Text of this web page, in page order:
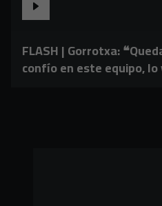
FLASH | Gorrotxa: ❝Quedan seis partidos,
confío en este equipo,